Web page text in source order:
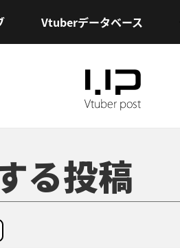
Vtuberデータベース
る投稿